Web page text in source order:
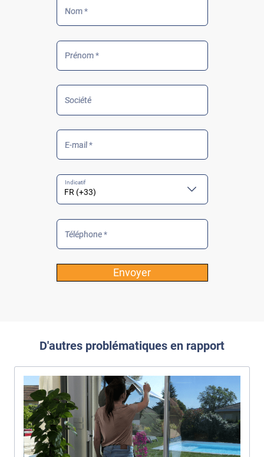
Nom *
Prénom *
Société
E-mail *
Téléphone *
Envoyer
D'autres problématiques en rapport